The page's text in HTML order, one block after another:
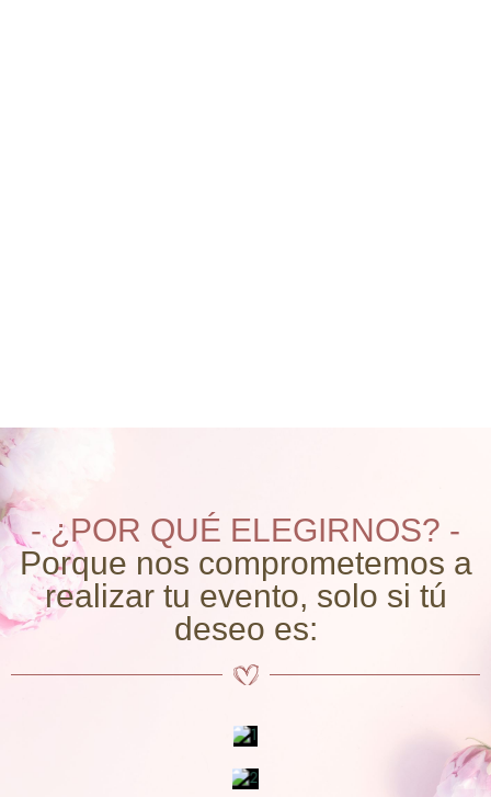
- ¿POR QUÉ ELEGIRNOS? -
Porque nos comprometemos a
realizar tu evento, solo si tú
deseo es: